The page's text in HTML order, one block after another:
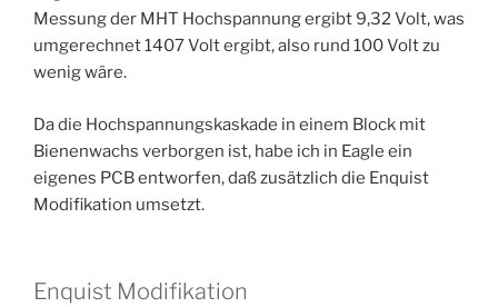
Messung der MHT Hochspannung ergibt 9,32 Volt, was
umgerechnet 1407 Volt ergibt, also rund 100 Volt zu
wenig wäre.
Da die Hochspannungskaskade in einem Block mit
Bienenwachs verborgen ist, habe ich in Eagle ein
eigenes PCB entworfen, daß zusätzlich die Enquist
Modifikation umsetzt.
Enquist Modifikation